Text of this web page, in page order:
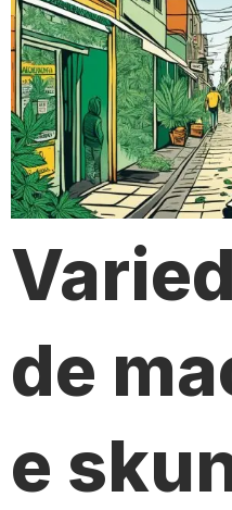
de
e